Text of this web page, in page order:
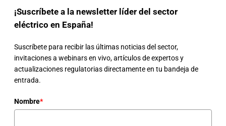
¡Suscríbete a la newsletter líder del sector
eléctrico en España!
Suscríbete para recibir las últimas noticias del sector,
invitaciones a webinars en vivo, artículos de expertos y
actualizaciones regulatorias directamente en tu bandeja de
entrada.
Nombre*